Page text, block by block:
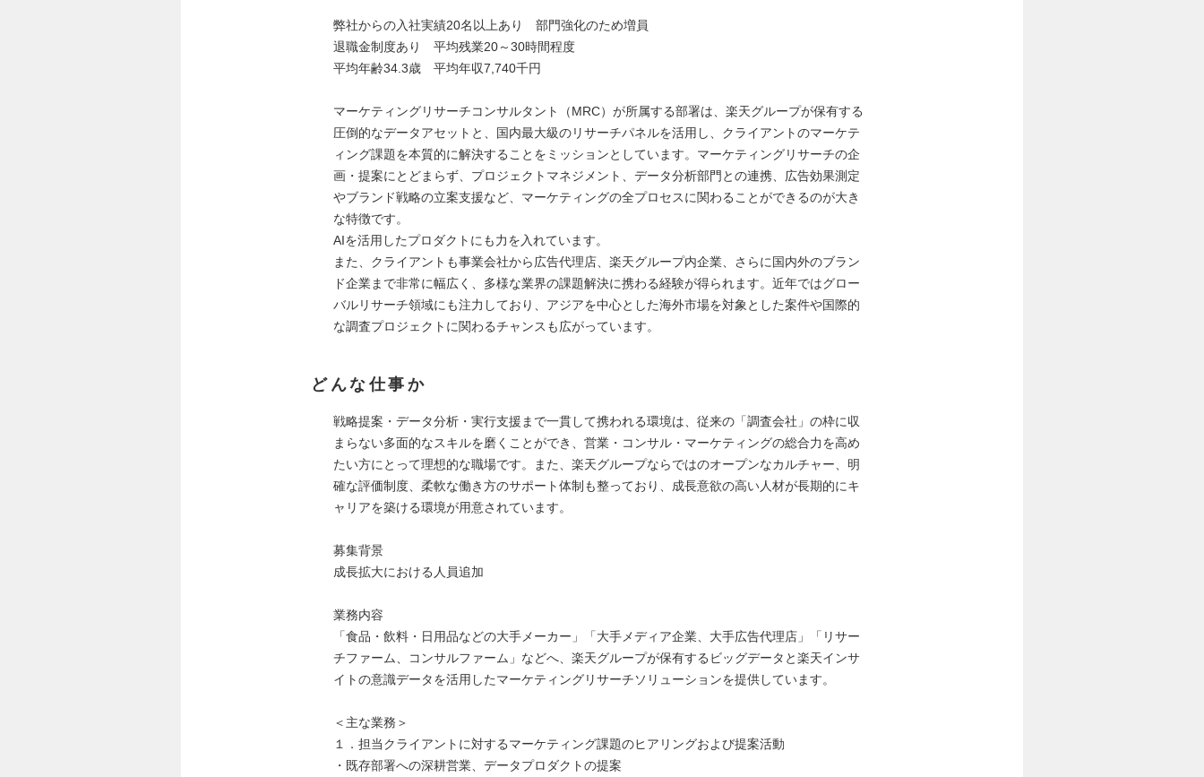
弊社からの入社実績20名以上あり 部門強化のため増員
退職金制度あり 平均残業20～30時間程度
平均年齢34.3歳 平均年収7,740千円
マーケティングリサーチコンサルタント（MRC）が所属する部署は、楽天グループが保有する
圧倒的なデータアセットと、国内最大級のリサーチパネルを活用し、クライアントのマーケテ
ィング課題を本質的に解決することをミッションとしています。マーケティングリサーチの企
画・提案にとどまらず、プロジェクトマネジメント、データ分析部門との連携、広告効果測定
やブランド戦略の立案支援など、マーケティングの全プロセスに関わることができるのが大き
な特徴です。
AIを活用したプロダクトにも力を入れています。
また、クライアントも事業会社から広告代理店、楽天グループ内企業、さらに国内外のブラン
ド企業まで非常に幅広く、多様な業界の課題解決に携わる経験が得られます。近年ではグロー
バルリサーチ領域にも注力しており、アジアを中心とした海外市場を対象とした案件や国際的
な調査プロジェクトに関わるチャンスも広がっています。
どんな仕事か
戦略提案・データ分析・実行支援まで一貫して携われる環境は、従来の「調査会社」の枠に収
まらない多面的なスキルを磨くことができ、営業・コンサル・マーケティングの総合力を高め
たい方にとって理想的な職場です。また、楽天グループならではのオープンなカルチャー、明
確な評価制度、柔軟な働き方のサポート体制も整っており、成長意欲の高い人材が長期的にキ
ャリアを築ける環境が用意されています。
募集背景
成長拡大における人員追加
業務内容
「食品・飲料・日用品などの大手メーカー」「大手メディア企業、大手広告代理店」「リサー
チファーム、コンサルファーム」などへ、楽天グループが保有するビッグデータと楽天インサ
イトの意識データを活用したマーケティングリサーチソリューションを提供しています。
＜主な業務＞
１．担当クライアントに対するマーケティング課題のヒアリングおよび提案活動
・既存部署への深耕営業、データプロダクトの提案